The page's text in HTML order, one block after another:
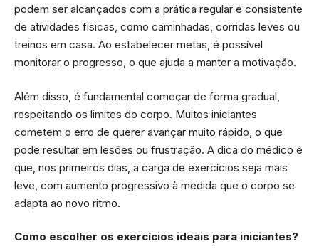
podem ser alcançados com a prática regular e consistente
de atividades físicas, como caminhadas, corridas leves ou
treinos em casa. Ao estabelecer metas, é possível
monitorar o progresso, o que ajuda a manter a motivação.
Além disso, é fundamental começar de forma gradual,
respeitando os limites do corpo. Muitos iniciantes
cometem o erro de querer avançar muito rápido, o que
pode resultar em lesões ou frustração. A dica do médico é
que, nos primeiros dias, a carga de exercícios seja mais
leve, com aumento progressivo à medida que o corpo se
adapta ao novo ritmo.
Como escolher os exercícios ideais para iniciantes?